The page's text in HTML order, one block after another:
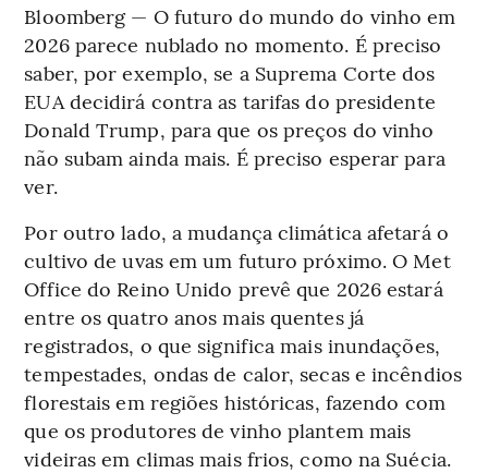
Bloomberg — O futuro do mundo do vinho em
2026 parece nublado no momento. É preciso
saber, por exemplo, se a Suprema Corte dos
EUA decidirá contra as tarifas do presidente
Donald Trump, para que os preços do vinho
não subam ainda mais. É preciso esperar para
ver.
Por outro lado, a mudança climática afetará o
cultivo de uvas em um futuro próximo. O Met
Office do Reino Unido prevê que 2026 estará
entre os quatro anos mais quentes já
registrados, o que significa mais inundações,
tempestades, ondas de calor, secas e incêndios
florestais em regiões históricas, fazendo com
que os produtores de vinho plantem mais
videiras em climas mais frios, como na Suécia.